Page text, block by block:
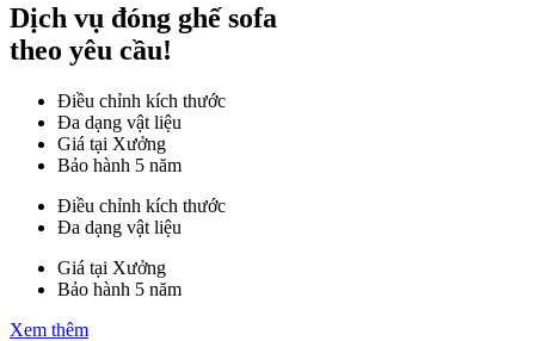
Dịch vụ đóng ghế sofa
theo yêu cầu!
Điều chỉnh kích thước
Đa dạng vật liệu
Giá tại Xưởng
Bảo hành 5 năm
Điều chỉnh kích thước
Đa dạng vật liệu
Giá tại Xưởng
Bảo hành 5 năm
Xem thêm